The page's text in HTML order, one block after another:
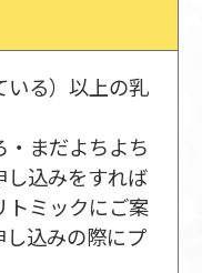
いる）以上の乳
まだよちよち
し込みをすれば
トミックにご案
込みの際にプ